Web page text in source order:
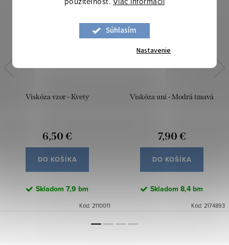
Súhlasím
Nastavenie
Viskóza vzor - Kvety
6,50 €
DO KOŠÍKA
Skladom 7,9 bm
Kód: 2110011
Viskóza uni - Modrá tmavá
7,90 €
DO KOŠÍKA
Skladom 8,4 bm
Kód: 2174893